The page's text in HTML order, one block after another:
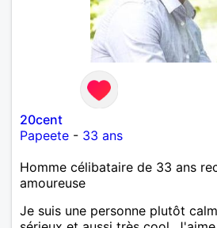
20cent
Papeete - 33 ans
Homme célibataire de 33 ans
amoureuse
Je suis une personne plutôt